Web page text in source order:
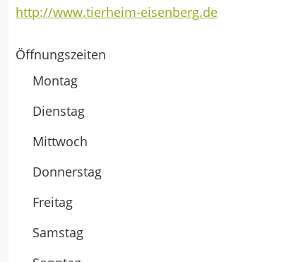
http://www.tierheim-eisenberg.de
Öffnungszeiten
Montag
Dienstag
Mittwoch
Donnerstag
Freitag
Samstag